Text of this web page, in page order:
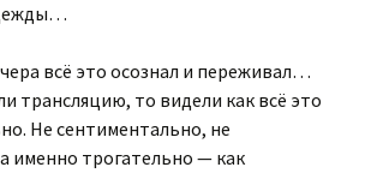
всё это осознал и переживал…
трансляцию, то видели как всё это
Не сентиментально, не
именно трогательно — как